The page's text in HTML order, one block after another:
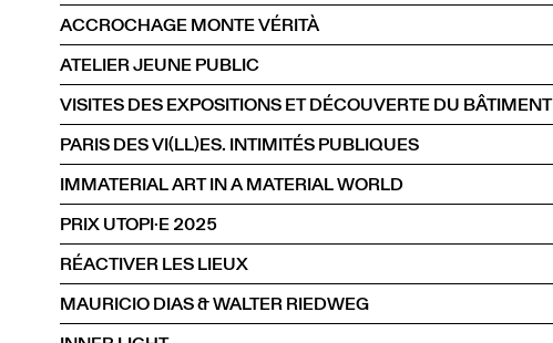
ACCROCHAGE MONTE VÉRITÀ
ATELIER JEUNE PUBLIC
VISITES DES EXPOSITIONS ET DÉCOUVERTE DU BÂTIMENT
PARIS DES VI(LL)ES. INTIMITÉS PUBLIQUES
IMMATERIAL ART IN A MATERIAL WORLD
PRIX UTOPI·E 2025
RÉACTIVER LES LIEUX
MAURICIO DIAS & WALTER RIEDWEG